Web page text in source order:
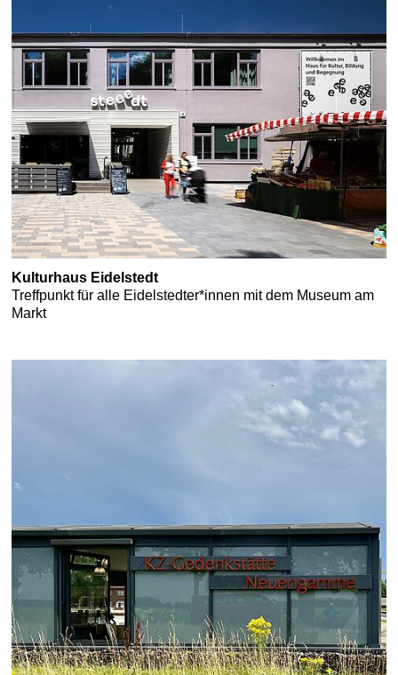
Kulturhaus Eidelstedt
Treffpunkt für alle Eidelstedter*innen mit dem Museum am
Markt